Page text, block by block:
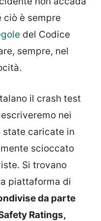
ciò è sempre
del Codice
sempre, nel
il crash test
nei
state caricate in
scioccato
Si trovano
piattaforma di
da parte
Ratings,